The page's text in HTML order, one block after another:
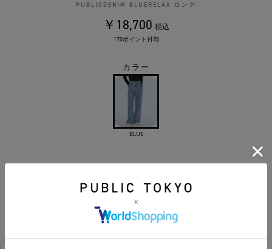
PUBLICDENIM BLUERELAX ロング
￥18,700 税込
170ポイント付与
カラー
BLUE
カートに入れる
お気に入りに追加する